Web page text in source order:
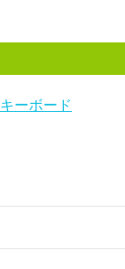
キーボード